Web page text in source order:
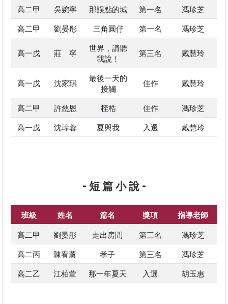
高二甲 吳婉寧 那誤點的城 第一名 馮珍芝
高二甲 劉晏彤 三角圓仔 第一名 馮珍芝
高一戊 莊 寧
世界，請聽
我說！
第三名 戴慧玲
高一戊 沈家琪
最後一天的
接觸
佳作 戴慧玲
高二甲 許慈恩 桎梏 佳作 馮珍芝
高一戊 沈瑋蓉 夏與我 入選 戴慧玲
- 短 篇 小 說 -
班級 姓名 篇名 獎項 指導老師
高二甲 劉晏彤 走出房間 第三名 馮珍芝
高二丙 陳宥薰 孝子 第三名 馮珍芝
高二乙 江柏萱 那一年夏天 入選 胡玉惠